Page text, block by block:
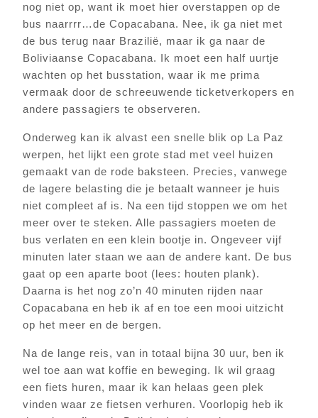
nog niet op, want ik moet hier overstappen op de
bus naarrrr…de Copacabana. Nee, ik ga niet met
de bus terug naar Brazilië, maar ik ga naar de
Boliviaanse Copacabana. Ik moet een half uurtje
wachten op het busstation, waar ik me prima
vermaak door de schreeuwende ticketverkopers en
andere passagiers te observeren.
Onderweg kan ik alvast een snelle blik op La Paz
werpen, het lijkt een grote stad met veel huizen
gemaakt van de rode baksteen. Precies, vanwege
de lagere belasting die je betaalt wanneer je huis
niet compleet af is. Na een tijd stoppen we om het
meer over te steken. Alle passagiers moeten de
bus verlaten en een klein bootje in. Ongeveer vijf
minuten later staan we aan de andere kant. De bus
gaat op een aparte boot (lees: houten plank).
Daarna is het nog zo’n 40 minuten rijden naar
Copacabana en heb ik af en toe een mooi uitzicht
op het meer en de bergen.
Na de lange reis, van in totaal bijna 30 uur, ben ik
wel toe aan wat koffie en beweging. Ik wil graag
een fiets huren, maar ik kan helaas geen plek
vinden waar ze fietsen verhuren. Voorlopig heb ik